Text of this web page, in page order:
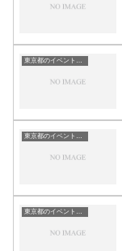
東京都のイベント会場一覧
東京都のイベント会場一覧
東京都のイベント会場一覧